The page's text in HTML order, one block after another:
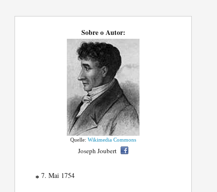
Sobre o Autor:
Quelle:Wikimedia Commons
Joseph Joubert
* 7. Mai 1754